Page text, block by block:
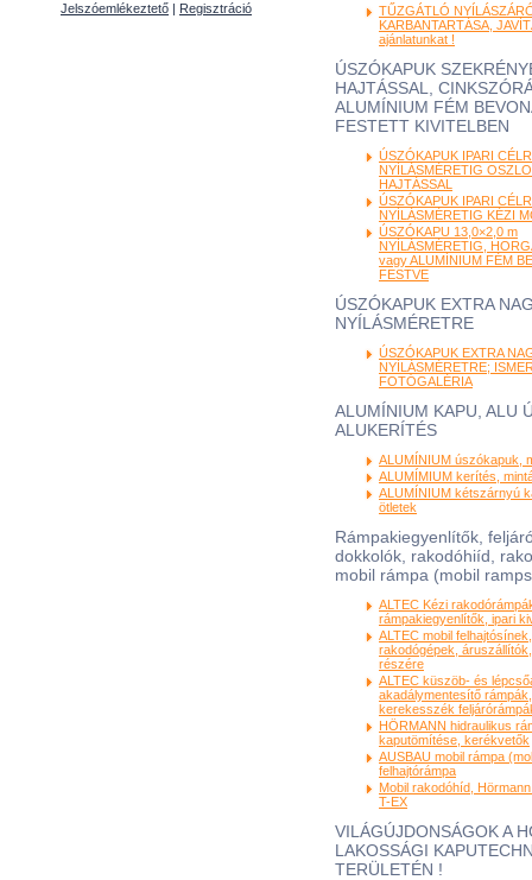
Jelszóemlékeztető | Regisztráció
TŰZGÁTLÓ
KARBANTARTÁSA,
ajánlatunkat !
ÚSZÓKAPUK
HAJTÁSSAL,
ALUMÍNIUM FÉM
FESTETT KIVITELBEN
ÚSZÓKAPUK IPARI
NYÍLÁSMÉRETIG
HAJTÁSSAL
ÚSZÓKAPUK IPARI
NYÍLÁSMÉRETIG KÉZI
ÚSZÓKAPU 13,0×2,0 m
NYÍLÁSMÉRETIG,
vagy ALUMÍNIUM FÉM
FESTVE
ÚSZÓKAPUK EXTRA
NYÍLÁSMÉRETRE
ÚSZÓKAPUK EXTRA
NYÍLÁSMÉRETRE;
FOTÓGALÉRIA
ALUMÍNIUM KAPU, ALU
ALUKERÍTÉS
ALUMÍNIUM úszókapuk,
ALUMÍMIUM kerítés,
ALUMÍNIUM kétszárnyú
ötletek
Rámpakiegyenlítők,
dokkolók, rakodóhiíd,
mobil rámpa (mobil
ALTEC Kézi
rámpakiegyenlítők, ipari
ALTEC mobil
rakodógépek,
részére
ALTEC küszöb- és
akadálymentesítő
kerekesszék
HÖRMANN hidraulikus
kaputömítése, kerékvetők
AUSBAU mobil rámpa
felhajtórámpa
Mobil rakodóhíd,
T-EX
VILÁGÚJDONSÁGOK A
LAKOSSÁGI
TERÜLETÉN !